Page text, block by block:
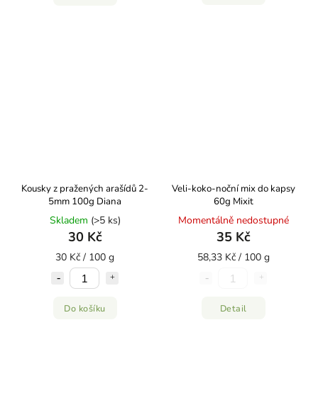
Kousky z pražených arašídů 2-
5mm 100g Diana
Skladem (>5 ks)
30 Kč
30 Kč / 100 g
Do košíku
Veli-koko-noční mix do kapsy
60g Mixit
Momentálně nedostupné
35 Kč
58,33 Kč / 100 g
Detail